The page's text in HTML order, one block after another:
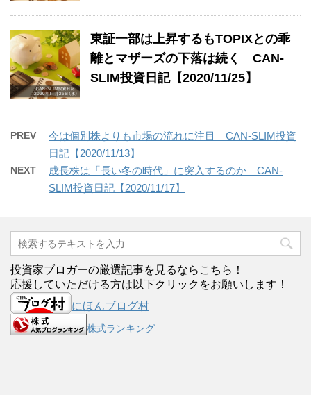
東証一部は上昇するもTOPIXとの乖
離とマザーズの下落は続く CAN-
SLIM投資日記【2020/11/25】
PREV
今は個別株よりも市場の流れに注目 CAN-SLIM投資
日記【2020/11/13】
NEXT
成長株は「長い冬の時代」に突入するのか CAN-
SLIM投資日記【2020/11/17】
投資家ブロガーの厳選記事を見るならこちら！
応援していただける方は以下クリックをお願いします！
にほんブログ村
株式ランキング